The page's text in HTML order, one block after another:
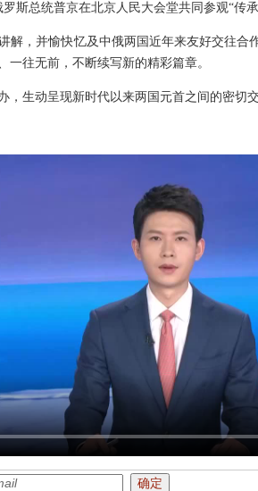
斯总统普京在北京人民大会堂共同参观“传
解，并愉快忆及中俄两国近年来友好交往
往无前，不断续写新的精彩篇章。
，生动呈现新时代以来两国元首之间的密切